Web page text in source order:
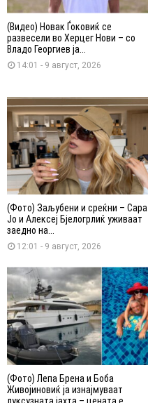
(Видео) Новак Ѓоковиќ се
развесели во Херцег Нови – со
Владо Георгиев ја...
14:01 - 9 август, 2026
(Фото) Заљубени и среќни – Сара
Јо и Алексеј Бјелогрлиќ уживаат
заедно на...
12:01 - 9 август, 2026
(Фото) Лепа Брена и Боба
Живојиновиќ ја изнајмуваат
луксузната јахта – цената е...